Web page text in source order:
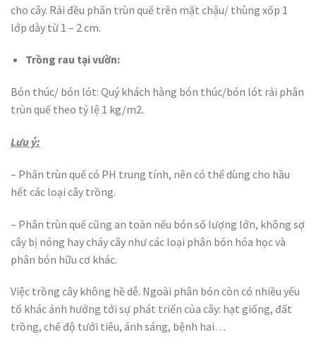
cho cây. Rải đều phân trùn quế trên mặt chậu/ thùng xốp 1
lớp dày từ 1 – 2 cm.
Trồng rau tại vườn:
Bón thúc/ bón lót: Quý khách hàng bón thúc/bón lót rải phân
trùn quế theo tỷ lệ 1 kg/m2.
Lưu ý:
– Phân trùn quế có PH trung tính, nên có thể dùng cho hầu
hết các loại cây trồng.
– Phân trùn quế cũng an toàn nếu bón số lượng lớn, không sợ
cây bị nóng hay cháy cây như các loại phân bón hóa học và
phân bón hữu cơ khác.
Việc trồng cây không hề dễ. Ngoài phân bón còn có nhiều yếu
tố khác ảnh hưởng tới sự phát triển của cây: hạt giống, đất
trồng, chế độ tưới tiêu, ánh sáng, bệnh hai…